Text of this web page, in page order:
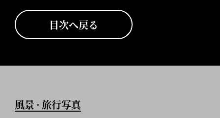
目次へ戻る
風景 • 旅行写真